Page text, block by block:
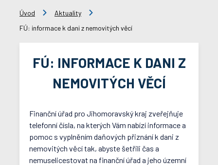
Úvod
Aktuality
FÚ: informace k dani z nemovitých věcí
FÚ: INFORMACE K DANI Z
NEMOVITÝCH VĚCÍ
Finanční úřad pro Jihomoravský kraj zveřejňuje
telefonní čísla, na kterých Vám nabízí informace a
pomoc s vyplněním daňových přiznání k dani z
nemovitých věcí tak, abyste šetřili čas a
nemuselicestovat na finanční úřad a jeho územní